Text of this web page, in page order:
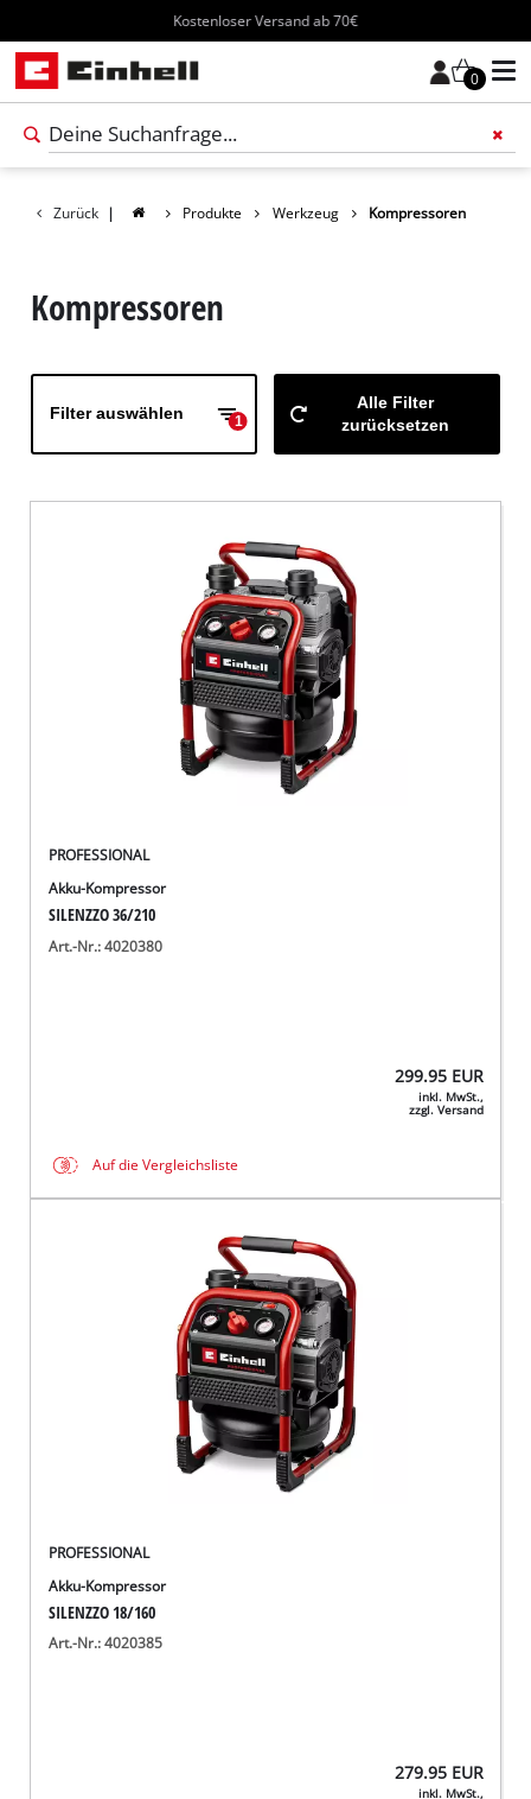
Kostenloser Versand ab 70€
0
Zurück | Produkte Werkzeug Kompressoren
Kompressoren
Filter auswählen 1
Alle Filter
zurücksetzen
PROFESSIONAL
Akku-Kompressor
SILENZZO 36/210
Art.-Nr.: 4020380
299.95 EUR
inkl. MwSt.,
zzgl. Versand
Auf die Vergleichsliste
PROFESSIONAL
Akku-Kompressor
SILENZZO 18/160
Art.-Nr.: 4020385
279.95 EUR
inkl. MwSt.,